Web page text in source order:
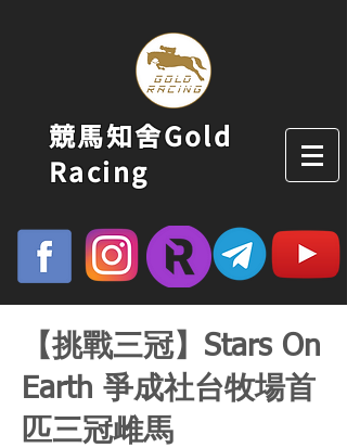
競馬知舍Gold
Racing
【挑戰三冠】Stars On
Earth 爭成社台牧場首
匹三冠雌馬